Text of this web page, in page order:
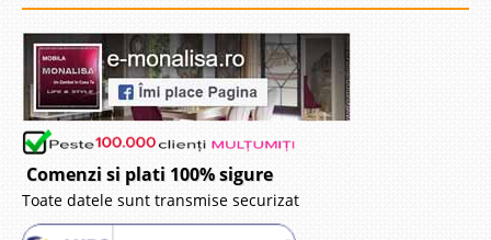
Comenzi si plati 100% sigure
Toate datele sunt transmise securizat